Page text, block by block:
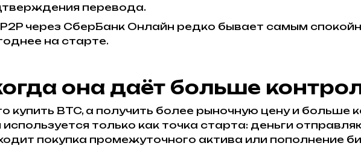
перевода.
через СберБанк Онлайн редко бывает самым
на старте.
она даёт больше
купить BTC, а получить более рыночную цену и больше
только как точка старта: деньги
покупка промежуточного актива или пополнение